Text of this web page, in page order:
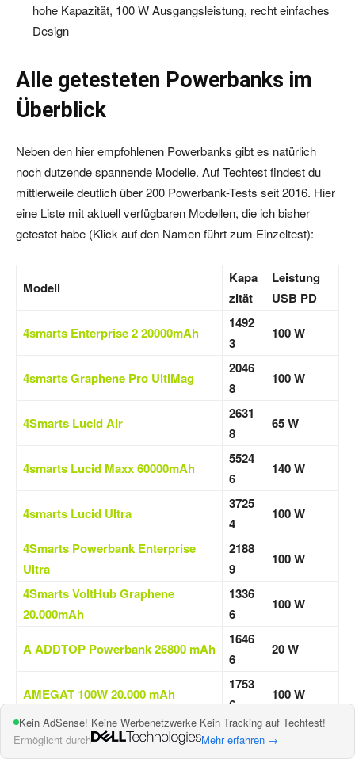
hohe Kapazität, 100 W Ausgangsleistung, recht einfaches
Design
Alle getesteten Powerbanks im
Überblick
Neben den hier empfohlenen Powerbanks gibt es natürlich
noch dutzende spannende Modelle. Auf Techtest findest du
mittlerweile deutlich über 200 Powerbank-Tests seit 2016. Hier
eine Liste mit aktuell verfügbaren Modellen, die ich bisher
getestet habe (Klick auf den Namen führt zum Einzeltest):
Modell
Kapa
zität
Leistung
USB PD
4smarts Enterprise 2 20000mAh
1492
3
100 W
4smarts Graphene Pro UltiMag
2046
8
100 W
4Smarts Lucid Air
2631
8
65 W
4smarts Lucid Maxx 60000mAh
5524
6
140 W
4smarts Lucid Ultra
3725
4
100 W
4Smarts Powerbank Enterprise
Ultra
2188
9
100 W
4Smarts VoltHub Graphene
20.000mAh
1336
6
100 W
A ADDTOP Powerbank 26800 mAh
1646
6
20 W
AMEGAT 100W 20.000 mAh
1753
6
100 W
AMEGAT PBC2020
1694
2
100 W
Kein AdSense! Keine Werbenetzwerke Kein Tracking auf Techtest!
Ermöglicht durch
Mehr erfahren →